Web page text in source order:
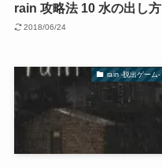
rain 攻略法 10 水の出し方
2018/06/24
rain -脱出ゲーム-